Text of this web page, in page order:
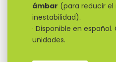
ámbar (para reducir
inestabilidad).
· Disponible en español.
unidades.